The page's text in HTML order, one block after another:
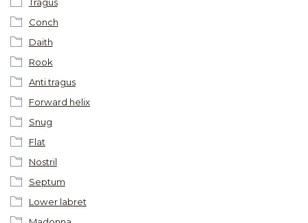
Conch
Daith
Rook
Anti tragus
Forward helix
Snug
Flat
Nostril
Septum
Lower labret